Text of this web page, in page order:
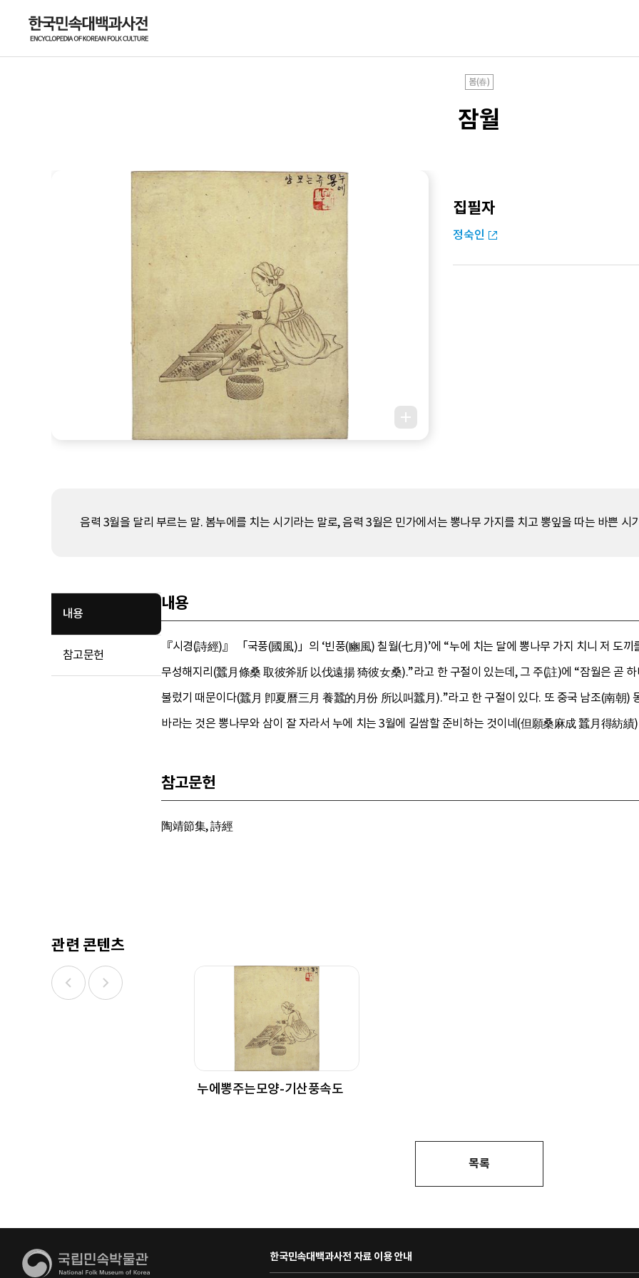
봄(春)
잠월
집필자
정숙인
음력 3월을 달리 부르는 말. 봄누에를 치는 시기라는 말로, 음력 3월은 민가에서는 뽕나무 가지를 치고 뽕잎을 따는 바쁜 시
내용
참고문헌
내용
『시경(詩經)』 「국풍(國風)」의 ‘빈풍(豳風) 칠월(七月)’에 “누에 치는 달에 뽕나무 가지 치니 저 도
무성해지리(蠶月條桑 取彼斧斨 以伐遠揚 猗彼女桑).”라고 한 구절이 있는데, 그 주(註)에 “잠월은 곧
불렀기 때문이다(蠶月 卽夏曆三月 養蠶的月份 所以叫蠶月).”라고 한 구절이 있다. 또 중국 남조(南朝)
바라는 것은 뽕나무와 삼이 잘 자라서 누에 치는 3월에 길쌈할 준비하는 것이네(但願桑麻成 蠶月得紡績
참고문헌
陶靖節集, 詩經
관련 콘텐츠
누에뽕주는모양-기산풍속도
목록
한국민속대백과사전 자료 이용 안내